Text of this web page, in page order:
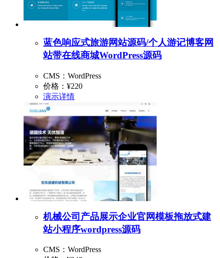
蓝色响应式旅游网站源码/个人游记博客网
站带在线商城WordPress源码
CMS：WordPress
价格： ¥220
演示详情
机械公司产品展示企业官网模板拖放式建
站小程序wordpress源码
CMS：WordPress